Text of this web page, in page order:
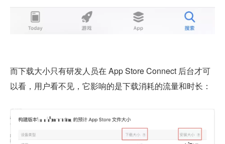
而下载大小只有研发人员在 App Store Connect 后台才可
以看，用户看不见，它影响的是下载消耗的流量和时长：